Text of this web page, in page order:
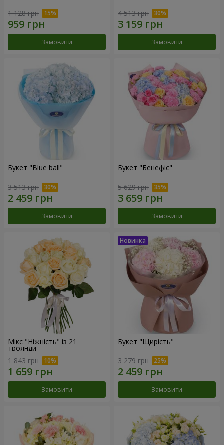
1 128 грн
Замовити
4 513 грн
Замовити
Букет "Blue ball"
3 513 грн
Замовити
Букет "Бенефіс"
5 629 грн
Замовити
Мікс "Ніжність" із 21
троянди
1 843 грн
Замовити
Букет "Щирість"
3 279 грн
Замовити